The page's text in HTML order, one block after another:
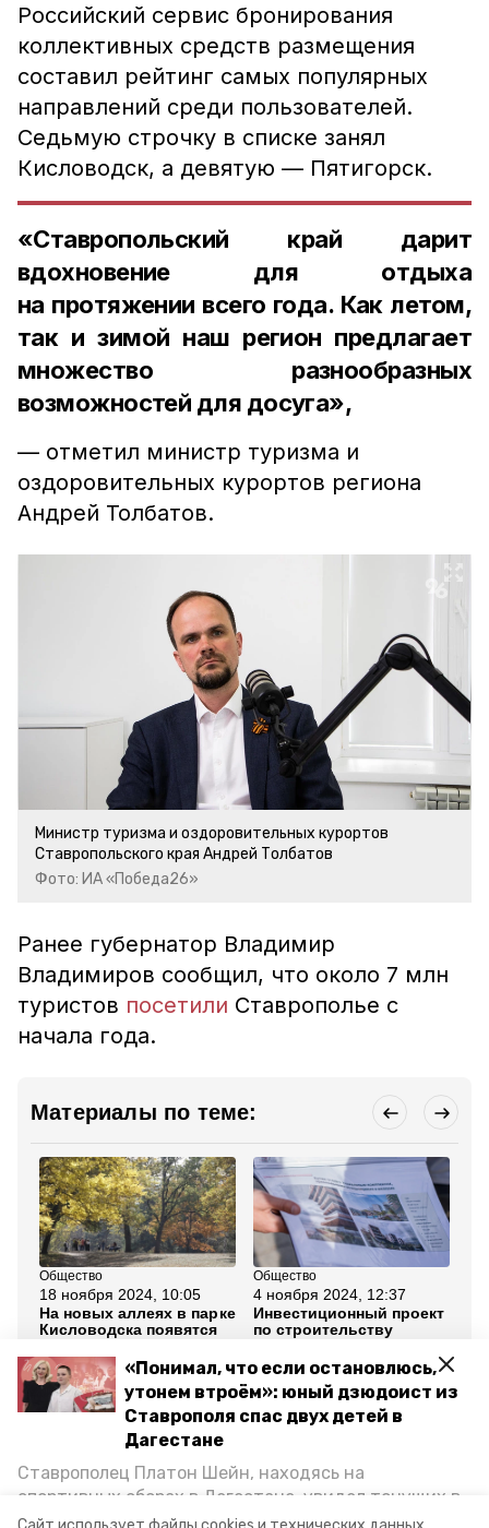
«Понимал, что если остановлюсь,
утонем втроём»: юный дзюдоист из
Ставрополя спас двух детей в
Дагестане
Ставрополец Платон Шейн, находясь на
спортивных сборах в Дегестане, увидел тонущих в
Каспийском море детей и бросился на помощь. По
Российский сервис бронирования
коллективных средств размещения
составил рейтинг самых популярных
направлений среди пользователей.
Седьмую строчку в списке занял
Кисловодск, а девятую — Пятигорск.
«Ставропольский край дарит
вдохновение для отдыха
на протяжении всего года. Как летом,
так и зимой наш регион предлагает
множество разнообразных
возможностей для досуга»,
— отметил министр туризма и
оздоровительных курортов региона
Андрей Толбатов.
Министр туризма и оздоровительных курортов
Ставропольского края Андрей Толбатов
Фото: ИА «Победа26»
Ранее губернатор Владимир
Владимиров сообщил, что около 7 млн
туристов посетили Ставрополье с
начала года.
Материалы по теме:
Общество
18 ноября 2024, 10:05
На новых аллеях в парке
Кисловодска появятся
курорта
Общество
4 ноября 2024, 12:37
Инвестиционный проект
по строительству
Кисловодске
Все новости
ставропольский край туризм